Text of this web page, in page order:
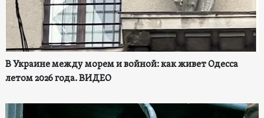
В Украине между морем и войной: как живет Одесса
летом 2026 года. ВИДЕО